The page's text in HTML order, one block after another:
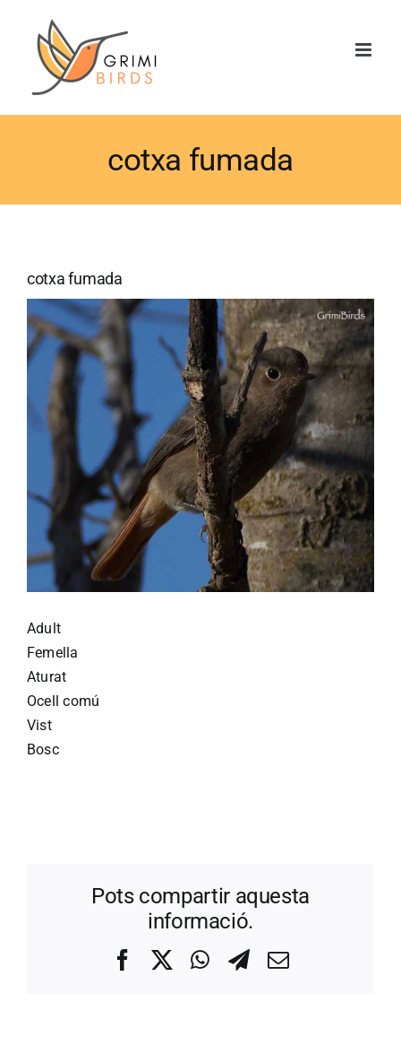
contenido
cotxa fumada
cotxa fumada
Adult
Femella
Aturat
Ocell comú
Vist
Bosc
Pots compartir aquesta
informació.
FacebookWhatsApp
Telegram
Correo